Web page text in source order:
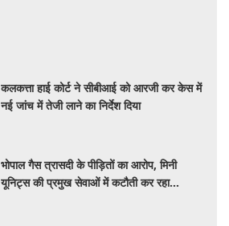
कलकत्ता हाई कोर्ट ने सीबीआई को आरजी कर केस में
नई जांच में तेजी लाने का निर्देश दिया
भोपाल गैस त्रासदी के पीड़ितों का आरोप, मिनी
यूनिट्स की प्रमुख सेवाओं में कटौती कर रहा